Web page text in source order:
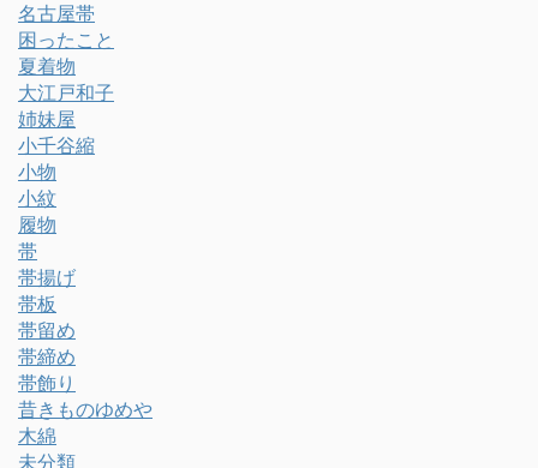
名古屋帯
困ったこと
夏着物
大江戸和子
姉妹屋
小千谷縮
小物
小紋
履物
帯
帯揚げ
帯板
帯留め
帯締め
帯飾り
昔きものゆめや
木綿
未分類